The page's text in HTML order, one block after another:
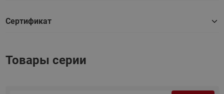
Сертификат
Товары серии